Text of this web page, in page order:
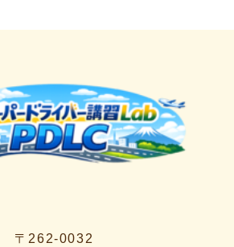
〒262-0032